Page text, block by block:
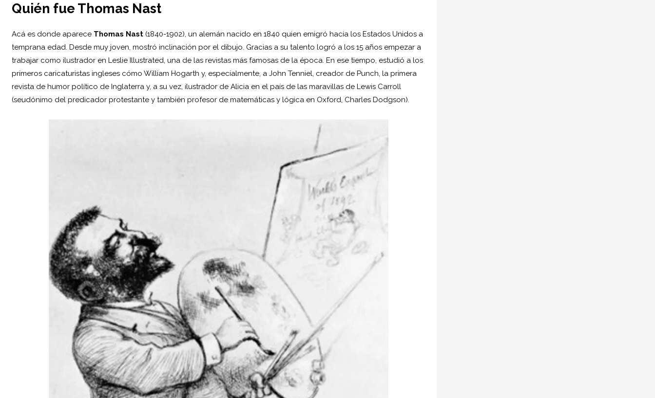
Quién fue Thomas Nast
Acá es donde aparece Thomas Nast (1840-1902), un alemán nacido en 1840 quien emigró hacia los Estados Unidos a
temprana edad. Desde muy joven, mostró inclinación por el dibujo. Gracias a su talento logró a los 15 años empezar a
trabajar como ilustrador en Leslie Illustrated, una de las revistas más famosas de la época. En ese tiempo, estudió a los
primeros caricaturistas ingleses cómo William Hogarth y, especialmente, a John Tenniel, creador de Punch, la primera
revista de humor político de Inglaterra y, a su vez, ilustrador de Alicia en el país de las maravillas de Lewis Carroll
(seudónimo del predicador protestante y también profesor de matemáticas y lógica en Oxford, Charles Dodgson).